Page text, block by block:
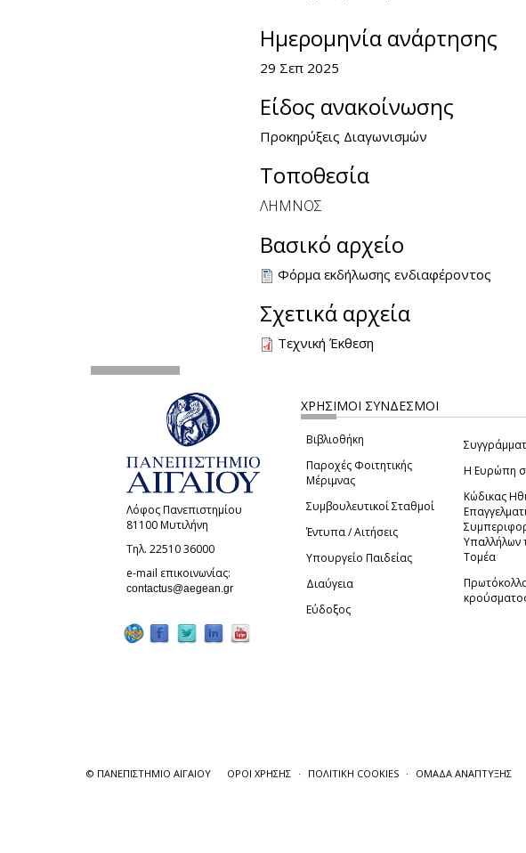
Ημερομηνία ανάρτησης
29 Σεπ 2025
Είδος ανακοίνωσης
Προκηρύξεις Διαγωνισμών
Τοποθεσία
ΛΗΜΝΟΣ
Βασικό αρχείο
Φόρμα εκδήλωσης ενδιαφέροντος
Σχετικά αρχεία
Τεχνική Έκθεση
Λόφος Πανεπιστημίου
81100 Μυτιλήνη
Τηλ. 22510 36000
e-mail επικοινωνίας:
contactus@aegean.gr (link sends e-mail)
ΧΡΗΣΙΜΟΙ ΣΥΝΔΕΣΜΟΙ
Βιβλιοθήκη
Παροχές Φοιτητικής
Μέριμνας
Συμβουλευτικοί Σταθμοί
Έντυπα / Αιτήσεις
Υπουργείο Παιδείας
Διαύγεια
Εύδοξος
Η Ευρώπη
Κώδικας
Υπαλλήλων
Τομέα
© ΠΑΝΕΠΙΣΤΗΜΙΟ ΑΙΓΑΙΟΥ ΟΡΟΙ ΧΡΗΣΗΣ ΠΟΛΙΤΙΚΗ COOKIES ΟΜΑΔΑ ΑΝΑΠΤΥΞΗΣ